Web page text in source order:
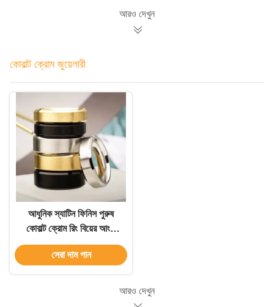
আরও দেখুন
কোবাল্ট ক্রোম জুয়েলারী
আধুনিক স্যাটিন ফিনিস পুরুষ
কোবাল্ট ক্রোম রিং বিয়ের আংটি
Beveled প্রান্ত সঙ্গে
সেরা দাম পান
আরও দেখুন